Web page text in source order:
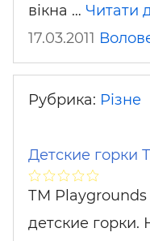
вікна … Читати
17.03.2011
Рубрика: Різне
Детские горки
ТМ Рlaygrounds
детские